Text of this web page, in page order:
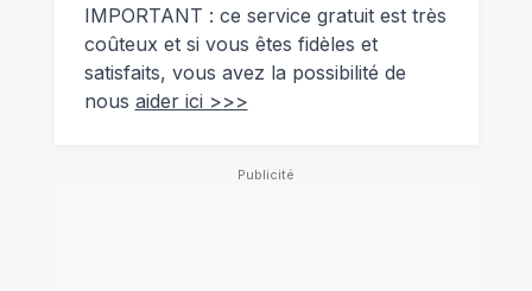
IMPORTANT : ce service gratuit est très
coûteux et si vous êtes fidèles et
satisfaits, vous avez la possibilité de
nous aider ici >>>